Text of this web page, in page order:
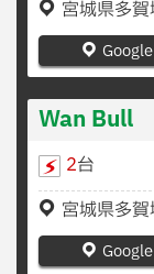
宮城県多
Wan Bull
2台
宮城県多